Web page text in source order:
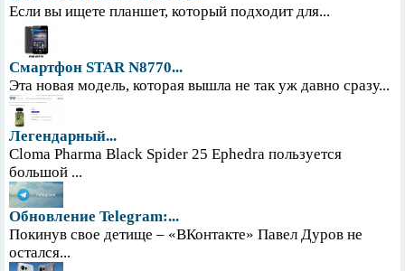
Если вы ищете планшет, который подходит для...
Смартфон STAR N8770...
Эта новая модель, которая вышла не так уж давно сразу...
Легендарный...
Cloma Pharma Black Spider 25 Ephedra пользуется
большой ...
Обновление Telegram:...
Покинув свое детище – «ВКонтакте» Павел Дуров не
остался...